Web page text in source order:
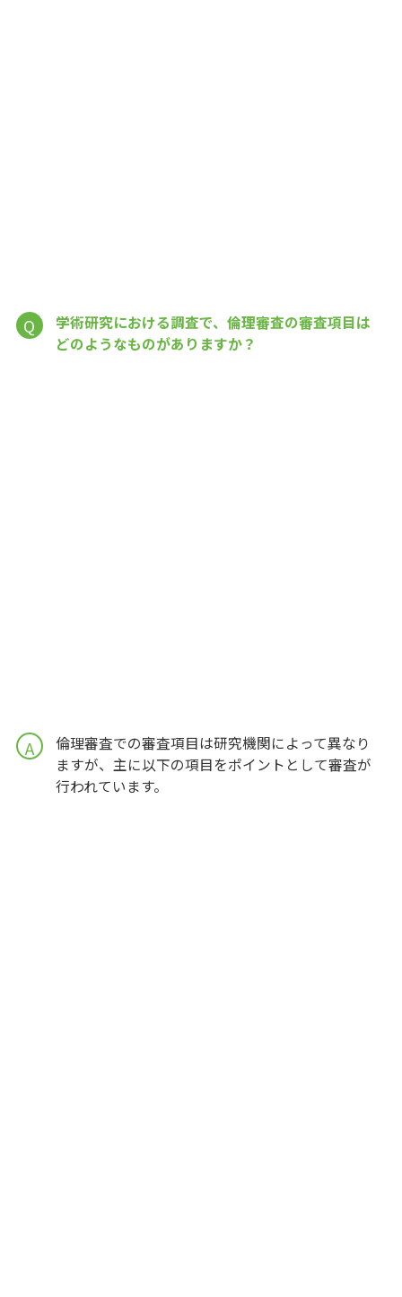
Q
学術研究における調査で、倫理審査の審査項目は
どのようなものがありますか？
A
倫理審査での審査項目は研究機関によって異なり
ますが、主に以下の項目をポイントとして審査が
行われています。